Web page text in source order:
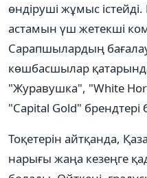
өндіруші жұмыс
астамын үш жетекші
Сарапшылардың
көшбасшылар
"Журавушка", "White
"Capital Gold" брендтері
Тоқетерін айтқанда,
нарығы жаңа кезеңге